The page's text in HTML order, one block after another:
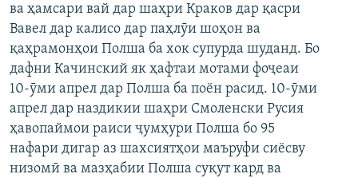
ҷусторФАРҲАНГ
МЕҲМОНИ ОЗОДӢ
ВАРЗИШ
НАЗАРИ МАРДУМ
БЛОГИСТОН
ОЗОДӢ ОНЛАЙН
ЧАНДРАСОНАӢ
ВИДЕО
НИГОРИСТОН
ГУЗОРИШҲОИ РАДИОӢ
РӮЙХАТҲО
КИТОБҲОИ ОЗОДӢ
Русский
ва ҳамсари вай дар шаҳри Краков дар қасри
Вавел дар калисо дар паҳлӯи шоҳон ва
қаҳрамонҳои Полша ба хок супурда шуданд. Бо
дафни Качинский як ҳафтаи мотами фоҷеаи
10-ӯми апрел дар Полша ба поён расид. 10-ӯми
апрел дар наздикии шаҳри Смоленски Русия
ҳавопаймои раиси ҷумҳури Полша бо 95
нафари дигар аз шахсиятҳои маъруфи сиёсву
низомӣ ва мазҳабии Полша суқут кард ва